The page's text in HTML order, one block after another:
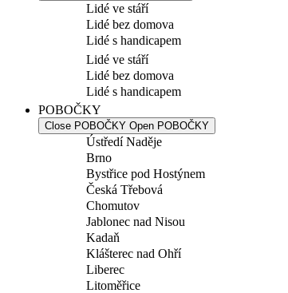
Lidé ve stáří
Lidé bez domova
Lidé s handicapem
Lidé ve stáří
Lidé bez domova
Lidé s handicapem
POBOČKY
Close POBOČKY Open POBOČKY
Ústředí Naděje
Brno
Bystřice pod Hostýnem
Česká Třebová
Chomutov
Jablonec nad Nisou
Kadaň
Klášterec nad Ohří
Liberec
Litoměřice